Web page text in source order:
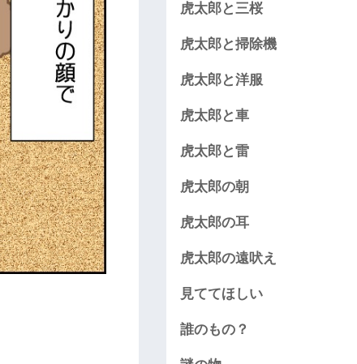
虎太郎と三桜
虎太郎と掃除機
虎太郎と洋服
虎太郎と車
虎太郎と雷
虎太郎の朝
虎太郎の耳
虎太郎の遠吠え
見ててほしい
誰のもの？